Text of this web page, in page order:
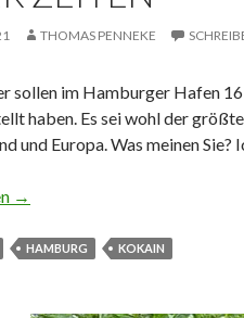
THOMAS PENNEKE
sollen im Hamburger Hafen
haben. Es sei wohl der
und Europa. Was meinen Sie?
aller Zeiten
→
HAMBURG KOKAIN